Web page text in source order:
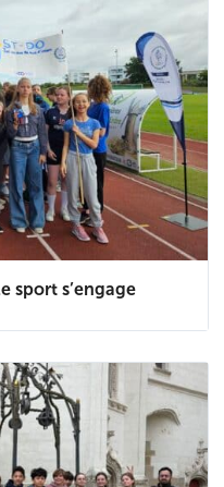
sport s’engage